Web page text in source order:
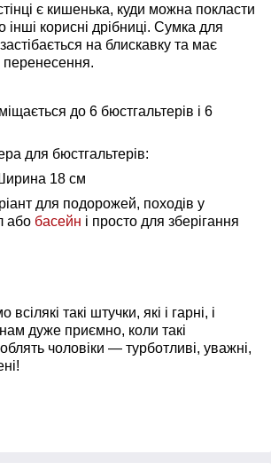
є кишенька, куди можна покласти
інші корисні дрібниці. Сумка для
на блискавку та має
перенесення.
до 6 бюстгальтерів і 6
для бюстгальтерів:
18 см
для подорожей, походів у
або басейн і просто для зберігання
такі штучки, які і гарні, і
дуже приємно, коли такі
чоловіки — турботливі, уважні,